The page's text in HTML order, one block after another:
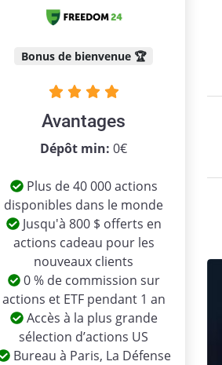
Bonus de bienvenue 🏆
Avantages
Dépôt min: 0€
Plus de 40 000 actions
disponibles dans le monde
Jusqu'à 800 $ offerts en
actions cadeau pour les
nouveaux clients
0 % de commission sur
actions et ETF pendant 1 an
Accès à la plus grande
sélection d’actions US
Bureau à Paris, La Défense